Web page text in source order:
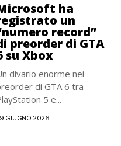
ha
un
record”
preorder di GTA
su Xbox
divario enorme nei
di GTA 6 tra
5 e...
GIUGNO 2026